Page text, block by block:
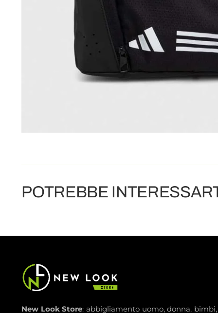
POTREBBE
New Look Store: abbigliamento uomo, donna, bimbi,